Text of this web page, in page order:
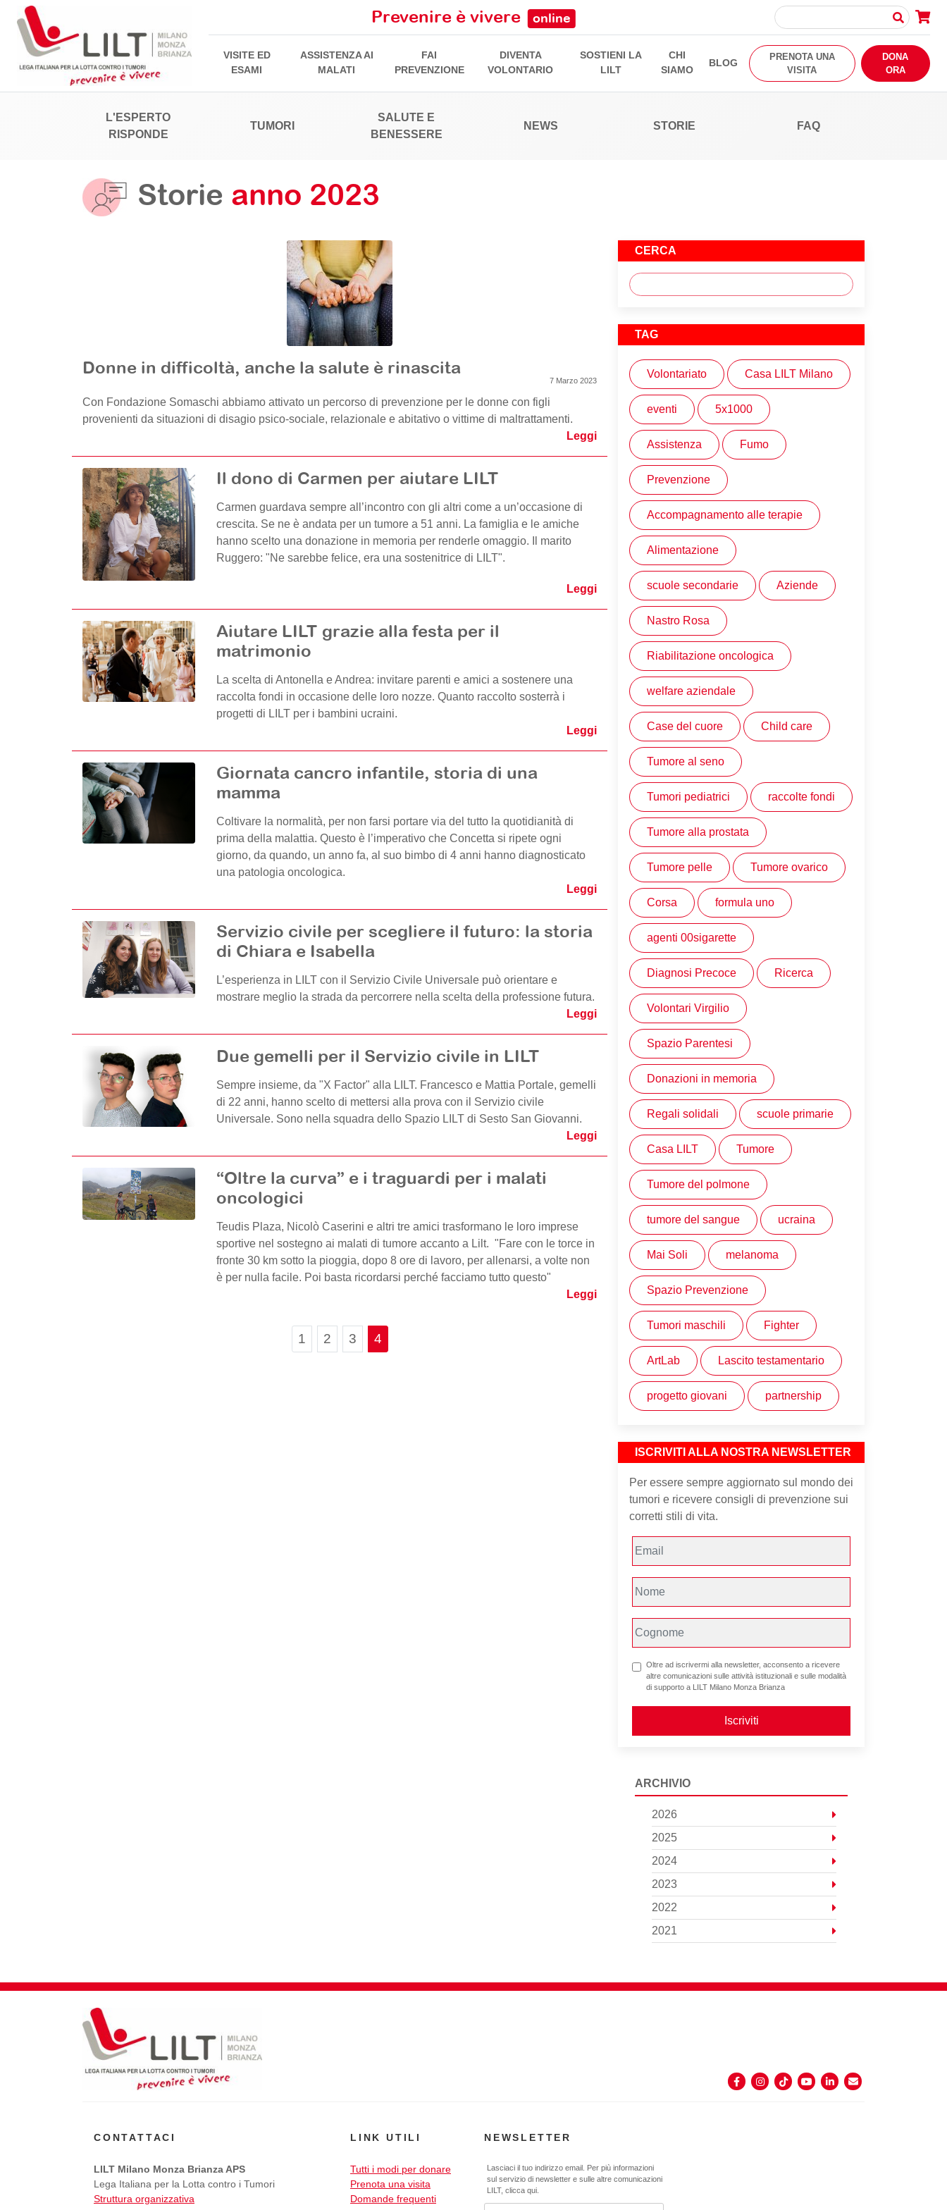
Prevenire è vivere online
VISITE ED
ESAMI
ASSISTENZA AI
MALATI
FAI
PREVENZIONE
DIVENTA
VOLONTARIO
SOSTIENI LA
LILT
CHI
SIAMO
BLOG
PRENOTA UNA
VISITA
DONA
ORA
L'ESPERTO
RISPONDE
TUMORI
SALUTE E
BENESSERE
NEWS STORIE FAQ
Storie anno 2023
Donne in difficoltà, anche la salute è rinascita
7 Marzo 2023
Con Fondazione Somaschi abbiamo attivato un percorso di prevenzione per le donne con figli
provenienti da situazioni di disagio psico-sociale, relazionale e abitativo o vittime di maltrattamenti.
Leggi
Il dono di Carmen per aiutare LILT
Carmen guardava sempre all’incontro con gli altri come a un’occasione di
crescita. Se ne è andata per un tumore a 51 anni. La famiglia e le amiche
hanno scelto una donazione in memoria per renderle omaggio. Il marito
Ruggero: "Ne sarebbe felice, era una sostenitrice di LILT".
Leggi
Aiutare LILT grazie alla festa per il
matrimonio
La scelta di Antonella e Andrea: invitare parenti e amici a sostenere una
raccolta fondi in occasione delle loro nozze. Quanto raccolto sosterrà i
progetti di LILT per i bambini ucraini.
Leggi
Giornata cancro infantile, storia di una
mamma
Coltivare la normalità, per non farsi portare via del tutto la quotidianità di
prima della malattia. Questo è l’imperativo che Concetta si ripete ogni
giorno, da quando, un anno fa, al suo bimbo di 4 anni hanno diagnosticato
una patologia oncologica.
Leggi
Servizio civile per scegliere il futuro: la storia
di Chiara e Isabella
L’esperienza in LILT con il Servizio Civile Universale può orientare e
mostrare meglio la strada da percorrere nella scelta della professione futura.
Leggi
Due gemelli per il Servizio civile in LILT
Sempre insieme, da "X Factor" alla LILT. Francesco e Mattia Portale, gemelli
di 22 anni, hanno scelto di mettersi alla prova con il Servizio civile
Universale. Sono nella squadra dello Spazio LILT di Sesto San Giovanni.
Leggi
“Oltre la curva” e i traguardi per i malati
oncologici
Teudis Plaza, Nicolò Caserini e altri tre amici trasformano le loro imprese
sportive nel sostegno ai malati di tumore accanto a Lilt. "Fare con le torce in
fronte 30 km sotto la pioggia, dopo 8 ore di lavoro, per allenarsi, a volte non
è per nulla facile. Poi basta ricordarsi perché facciamo tutto questo"
Leggi
Page navigation
Page
1 Page
2 Page
3 Current Page
4
CERCA
TAG
Volontariato Casa LILT Milano
eventi 5x1000
Assistenza Fumo
Prevenzione
Accompagnamento alle terapie
Alimentazione
scuole secondarie Aziende
Nastro Rosa
Riabilitazione oncologica
welfare aziendale
Case del cuore Child care
Tumore al seno
Tumori pediatrici raccolte fondi
Tumore alla prostata
Tumore pelle Tumore ovarico
Corsa formula uno
agenti 00sigarette
Diagnosi Precoce Ricerca
Volontari Virgilio
Spazio Parentesi
Donazioni in memoria
Regali solidali scuole primarie
Casa LILT Tumore
Tumore del polmone
tumore del sangue ucraina
Mai Soli melanoma
Spazio Prevenzione
Tumori maschili Fighter
ArtLab Lascito testamentario
progetto giovani partnership
ISCRIVITI ALLA NOSTRA NEWSLETTER
Per essere sempre aggiornato sul mondo dei
tumori e ricevere consigli di prevenzione sui
corretti stili di vita.
Oltre ad iscrivermi alla newsletter, acconsento a ricevere
altre comunicazioni sulle attività istituzionali e sulle modalità
di supporto a LILT Milano Monza Brianza
Iscriviti
ARCHIVIO
2026
2025
2024
2023
2022
2021
CONTATTACI
LILT Milano Monza Brianza APS
Lega Italiana per la Lotta contro i Tumori
Struttura organizzativa
LINK UTILI
Tutti i modi per donare
Prenota una visita
Domande frequenti
NEWSLETTER
Lasciaci il tuo indirizzo email. Per più informazioni
sul servizio di newsletter e sulle altre comunicazioni
LILT, clicca qui